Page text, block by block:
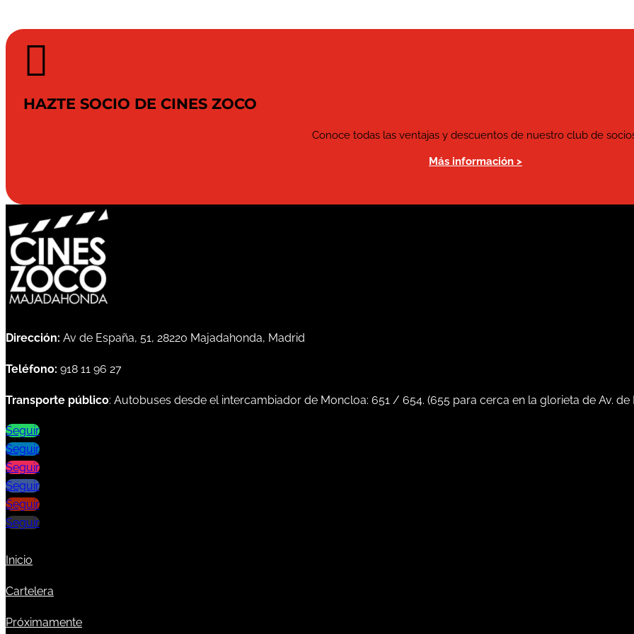

HAZTE SOCIO DE CINES ZOCO
Conoce todas las ventajas y descuentos de nuestro club de
Más información >
Dirección: Av de España, 51, 28220 Majadahonda, Madrid
Teléfono: 918 11 96 27
Transporte público: Autobuses desde el intercambiador de Moncloa: 651 / 654. (655 para cerca en la glorieta de Av. de
Seguir
Seguir
Seguir
Seguir
Seguir
Seguir
Inicio
Cartelera
Próximamente